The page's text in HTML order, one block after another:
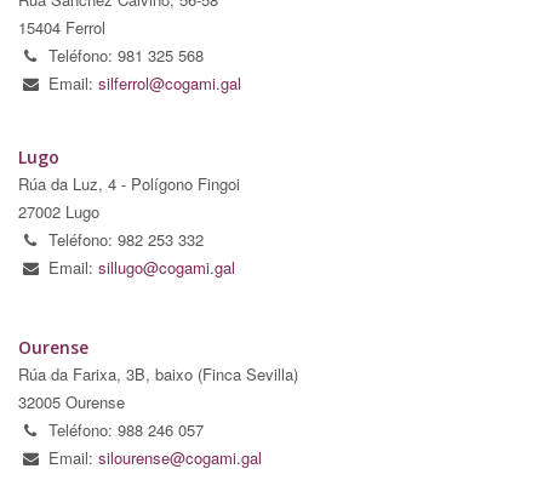
15404 Ferrol
Teléfono: 981 325 568
Email: silferrol@cogami.gal
Lugo
Rúa da Luz, 4 - Polígono Fingoi
27002 Lugo
Teléfono: 982 253 332
Email: sillugo@cogami.gal
Ourense
Rúa da Farixa, 3B, baixo (Finca Sevilla)
32005 Ourense
Teléfono: 988 246 057
Email: silourense@cogami.gal